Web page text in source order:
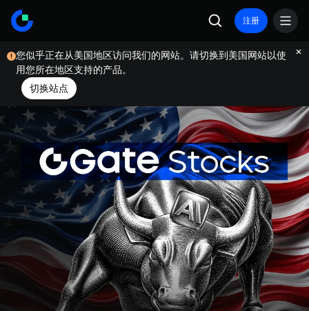
注册
您似乎正在从美国地区访问我们的网站。请切换到美国网站以使
用您所在地区支持的产品。
切换站点